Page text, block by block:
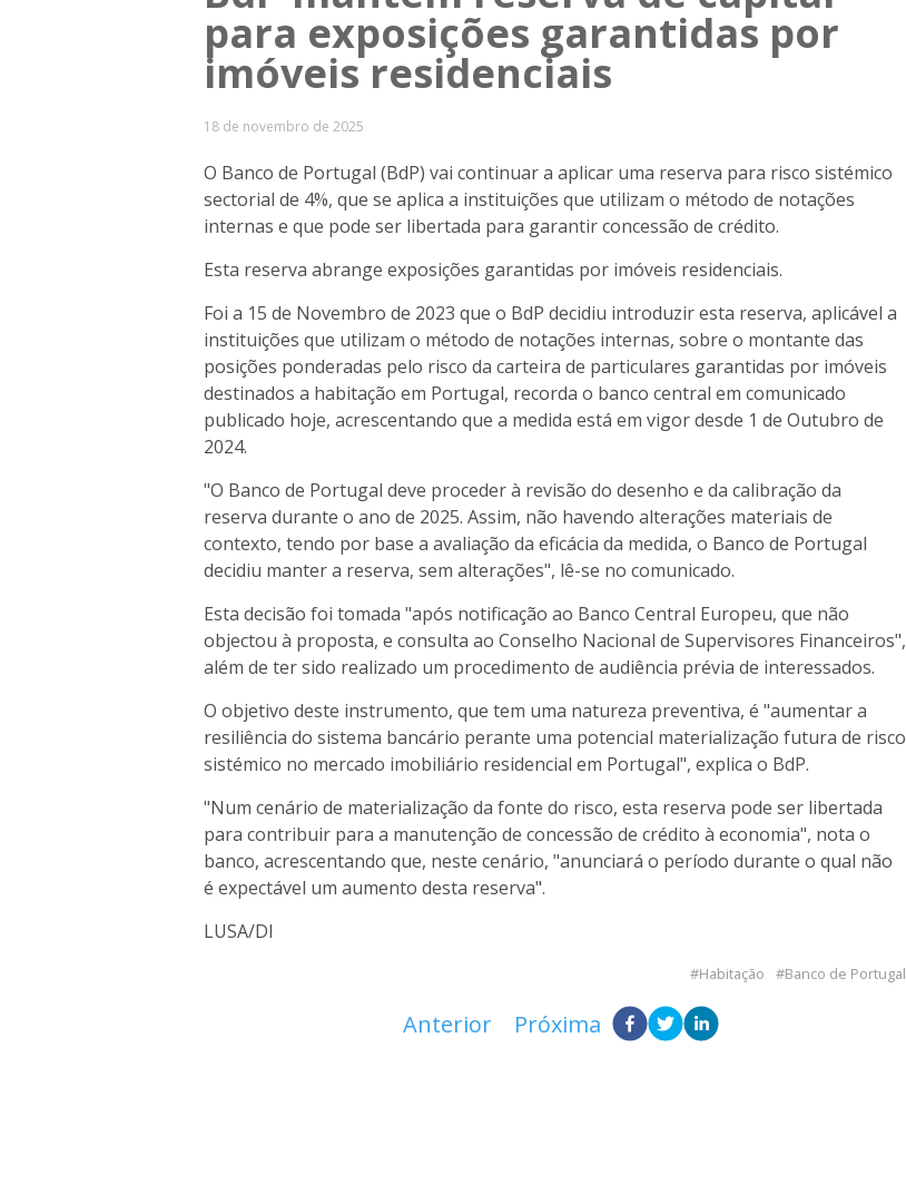
para exposições garantidas por
imóveis residenciais
18 de novembro de 2025
O Banco de Portugal (BdP) vai continuar a aplicar uma reserva para risco sistémico
sectorial de 4%, que se aplica a instituições que utilizam o método de notações
internas e que pode ser libertada para garantir concessão de crédito.
Esta reserva abrange exposições garantidas por imóveis residenciais.
Foi a 15 de Novembro de 2023 que o BdP decidiu introduzir esta reserva, aplicável a
instituições que utilizam o método de notações internas, sobre o montante das
posições ponderadas pelo risco da carteira de particulares garantidas por imóveis
destinados a habitação em Portugal, recorda o banco central em comunicado
publicado hoje, acrescentando que a medida está em vigor desde 1 de Outubro de
2024.
"O Banco de Portugal deve proceder à revisão do desenho e da calibração da
reserva durante o ano de 2025. Assim, não havendo alterações materiais de
contexto, tendo por base a avaliação da eficácia da medida, o Banco de Portugal
decidiu manter a reserva, sem alterações", lê-se no comunicado.
Esta decisão foi tomada "após notificação ao Banco Central Europeu, que não
objectou à proposta, e consulta ao Conselho Nacional de Supervisores Financeiros",
além de ter sido realizado um procedimento de audiência prévia de interessados.
O objetivo deste instrumento, que tem uma natureza preventiva, é "aumentar a
resiliência do sistema bancário perante uma potencial materialização futura de risco
sistémico no mercado imobiliário residencial em Portugal", explica o BdP.
"Num cenário de materialização da fonte do risco, esta reserva pode ser libertada
para contribuir para a manutenção de concessão de crédito à economia", nota o
banco, acrescentando que, neste cenário, "anunciará o período durante o qual não
é expectável um aumento desta reserva".
LUSA/DI
Habitação Banco de Portugal
Anterior Próxima